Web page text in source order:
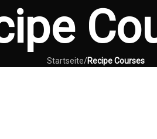
Startseite/Recipe Courses